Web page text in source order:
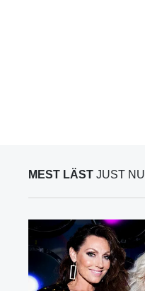
MEST LÄST JUST NU